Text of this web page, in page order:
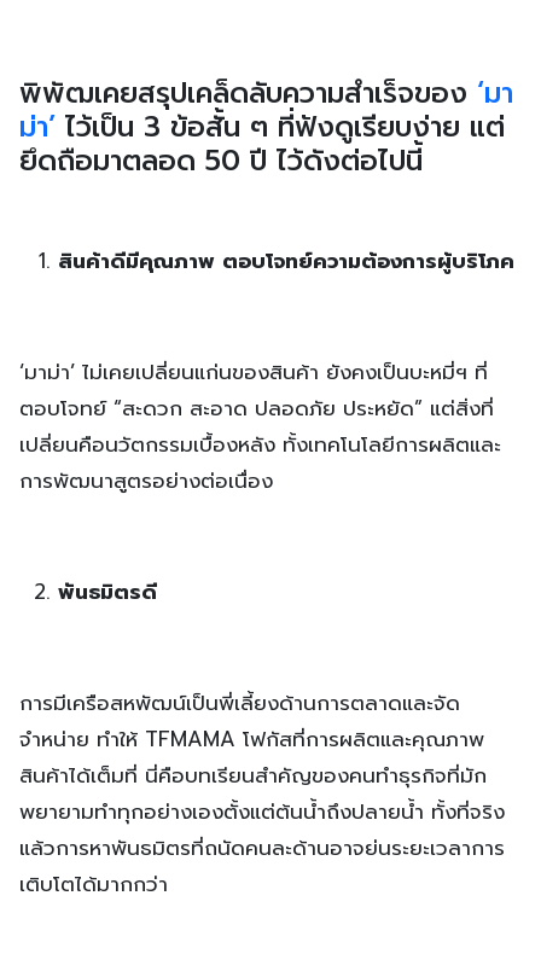
พิพัฒเคยสรุปเคล็ดลับความสำเร็จของ ‘มา
ม่า’ ไว้เป็น 3 ข้อสั้น ๆ ที่ฟังดูเรียบง่าย แต่
ยึดถือมาตลอด 50 ปี ไว้ดังต่อไปนี้
สินค้าดีมีคุณภาพ ตอบโจทย์ความต้องการผู้บริโภค
‘มาม่า’ ไม่เคยเปลี่ยนแก่นของสินค้า ยังคงเป็นบะหมี่ฯ ที่
ตอบโจทย์ “สะดวก สะอาด ปลอดภัย ประหยัด” แต่สิ่งที่
เปลี่ยนคือนวัตกรรมเบื้องหลัง ทั้งเทคโนโลยีการผลิตและ
การพัฒนาสูตรอย่างต่อเนื่อง
พันธมิตรดี
การมีเครือสหพัฒน์เป็นพี่เลี้ยงด้านการตลาดและจัด
จำหน่าย ทำให้ TFMAMA โฟกัสที่การผลิตและคุณภาพ
สินค้าได้เต็มที่ นี่คือบทเรียนสำคัญของคนทำธุรกิจที่มัก
พยายามทำทุกอย่างเองตั้งแต่ต้นน้ำถึงปลายน้ำ ทั้งที่จริง
แล้วการหาพันธมิตรที่ถนัดคนละด้านอาจย่นระยะเวลาการ
เติบโตได้มากกว่า